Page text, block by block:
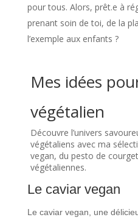
pour tous. Alors, prêt.e à
prenant soin de toi, de la
l’exemple aux enfants ?
Mes idées
végétalien
Découvre l’univers
végétaliens avec ma
vegan, du pesto de
végétaliennes.
Le caviar vegan
Le caviar vegan, une